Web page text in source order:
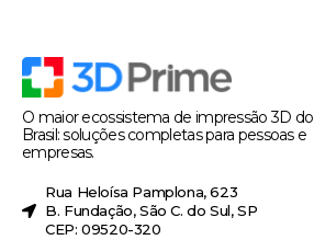
O maior ecossistema de impressão 3D do
Brasil: soluções completas para pessoas e
empresas.
Rua Heloísa Pamplona, 623
B. Fundação, São C. do Sul, SP
CEP: 09520-320